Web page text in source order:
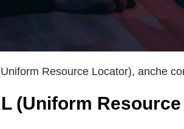
Resource Locator), anche
(Uniform